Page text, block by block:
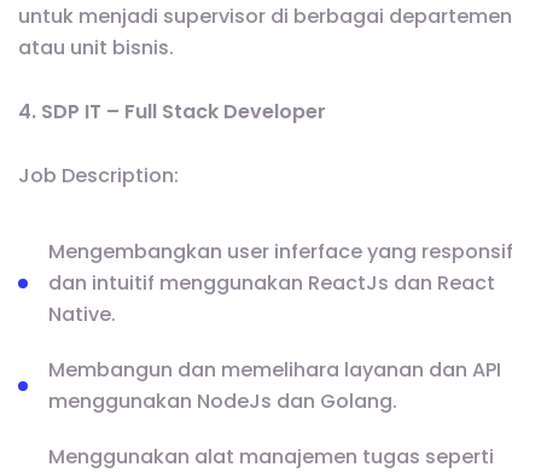
untuk menjadi supervisor di berbagai departemen
atau unit bisnis.
4. SDP IT – Full Stack Developer
Job Description:
Mengembangkan user inferface yang responsif
dan intuitif menggunakan ReactJs dan React
Native.
Membangun dan memelihara layanan dan API
menggunakan NodeJs dan Golang.
Menggunakan alat manajemen tugas seperti